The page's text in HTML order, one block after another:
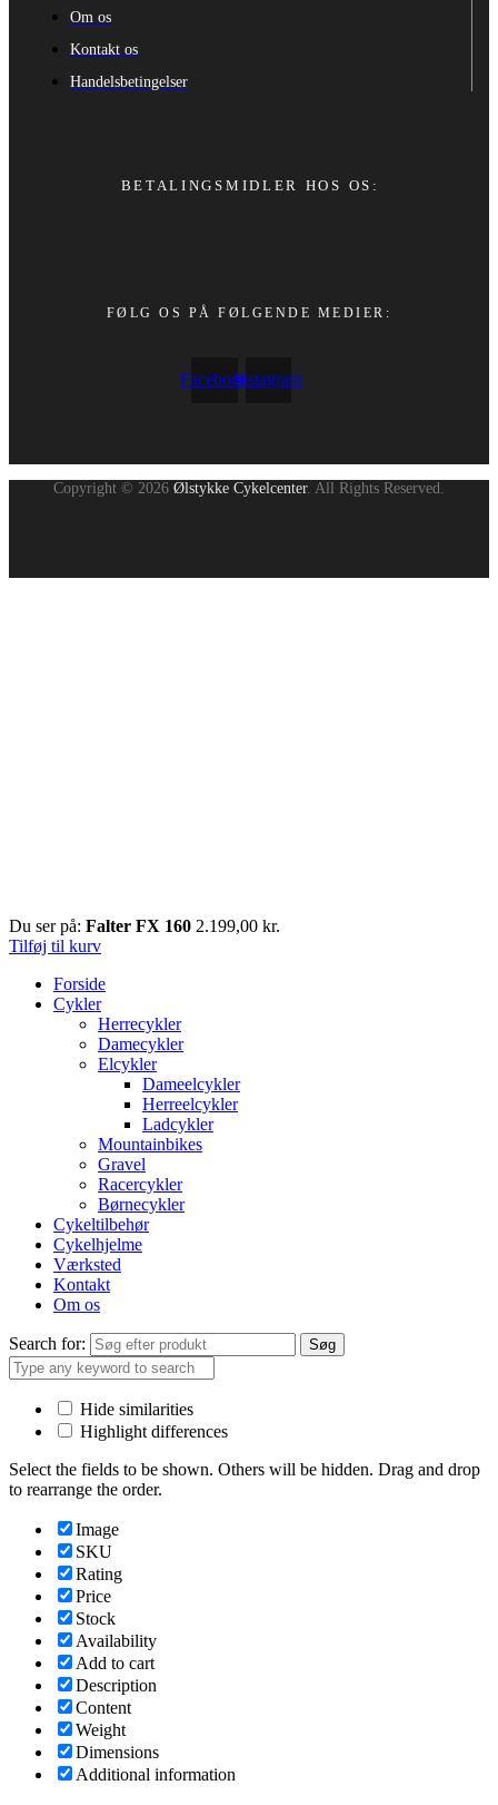
Om os
Kontakt os
Handelsbetingelser
BETALINGSMIDLER HOS OS:
FØLG OS PÅ FØLGENDE MEDIER:
FacebookInstagram
Copyright © 2026 Ølstykke Cykelcenter. All Rights Reserved.
Du ser på: Falter FX 160 2.199,00 kr.
Tilføj til kurv
Forside
Cykler
Herrecykler
Damecykler
Elcykler
Dameelcykler
Herreelcykler
Ladcykler
Mountainbikes
Gravel
Racercykler
Børnecykler
Cykeltilbehør
Cykelhjelme
Værksted
Kontakt
Om os
Search for: Søg
Hide similarities
Highlight differences
Select the fields to be shown. Others will be hidden. Drag and drop
to rearrange the order.
Image
SKU
Rating
Price
Stock
Availability
Add to cart
Description
Content
Weight
Dimensions
Additional information